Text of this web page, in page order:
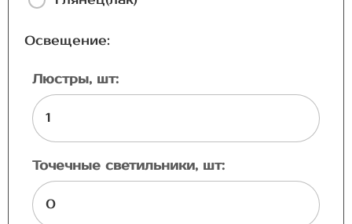
Освещение:
Люстры, шт:
Точечные светильники, шт: